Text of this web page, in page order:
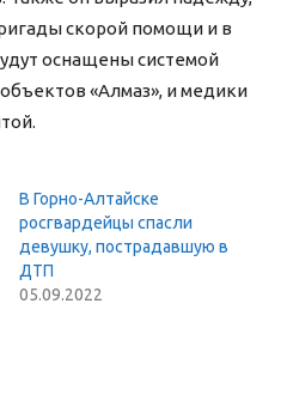
скорой помощи и в
оснащены системой
«Алмаз», и медики
В Горно-Алтайске
росгвардейцы спасли
девушку, пострадавшую в
ДТП
05.09.2022